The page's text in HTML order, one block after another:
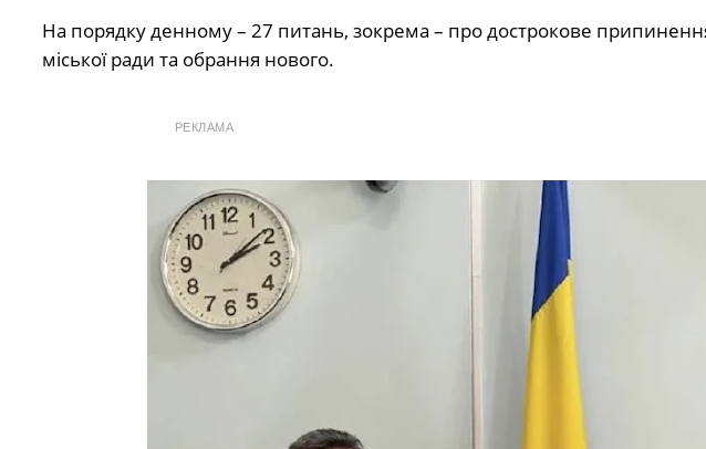
На порядку денному – 27 питань, зокрема – про дострокове
міської ради та обрання нового.
РЕКЛАМА